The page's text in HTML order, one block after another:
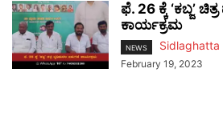
ಫೆ. 26 ಕ್ಕೆ ‘ಕಬ್ಜ’
ಕಾರ್ಯಕ್ರಮ
NEWS Sidlaghatta
February 19, 2023